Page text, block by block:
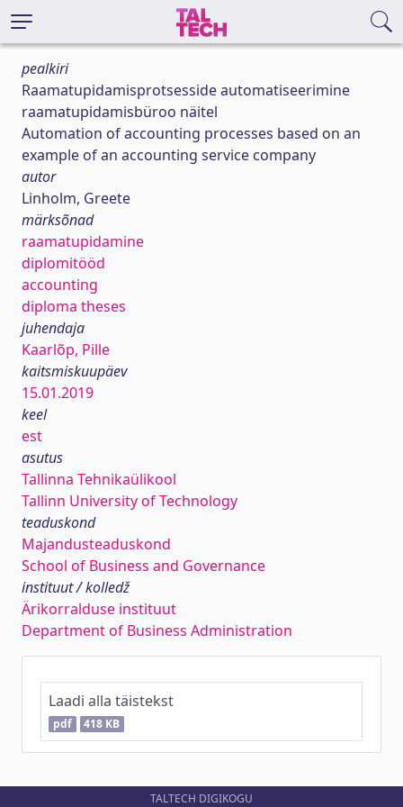
pealkiri
Raamatupidamisprotsesside automatiseerimine
raamatupidamisbüroo näitel
Automation of accounting processes based on an
example of an accounting service company
autor
Linholm, Greete
märksõnad
raamatupidamine
diplomitööd
accounting
diploma theses
juhendaja
Kaarlõp, Pille
kaitsmiskuupäev
15.01.2019
keel
est
asutus
Tallinna Tehnikaülikool
Tallinn University of Technology
teaduskond
Majandusteaduskond
School of Business and Governance
instituut / kolledž
Ärikorralduse instituut
Department of Business Administration
Laadi alla täistekst
pdf 418 KB
TALTECH DIGIKOGU